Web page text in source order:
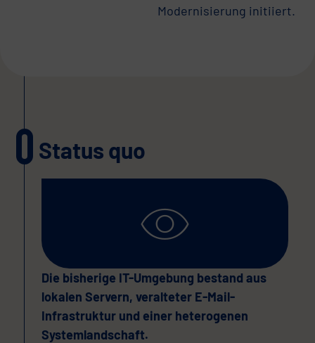
Modernisierung initiiert.
Status quo
Die bisherige IT-Umgebung bestand aus
lokalen Servern, veralteter E-Mail-
Infrastruktur und einer heterogenen
Systemlandschaft.